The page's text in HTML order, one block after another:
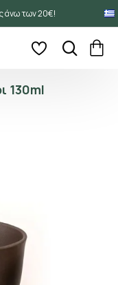
άνω των 20€!
130ml